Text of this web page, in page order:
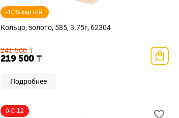
-10% картой
Кольцо, золото, 585, 3.75г, 62304
241 500 ₸
219 500₸
Подробнее
0-0-12